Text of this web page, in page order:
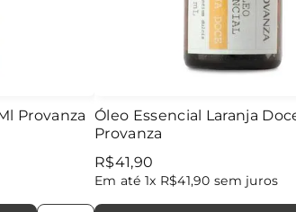
Provanza Óleo Essencial Laranja
Provanza
R$41,90
Em até 1x R$41,90 sem juros